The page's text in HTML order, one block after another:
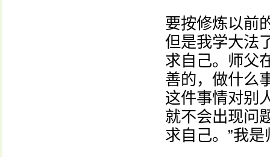
要按修炼以前
但是我学大法
求自己。师父
善的，做什么
这件事情对别
就不会出现问
求自己。”我